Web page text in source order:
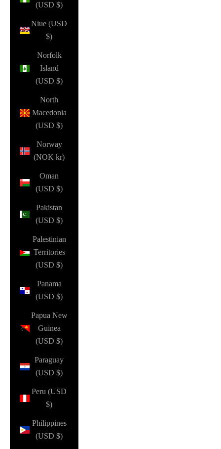
(USD $)
Niue (USD
$)
Norfolk
Island
(USD $)
North
Macedonia
(USD $)
Norway
(NOK kr)
Oman
(USD $)
Pakistan
(USD $)
Palestinian
Territories
(USD $)
Panama
(USD $)
Papua New
Guinea
(USD $)
Paraguay
(USD $)
Peru (USD
$)
Philippines
(USD $)